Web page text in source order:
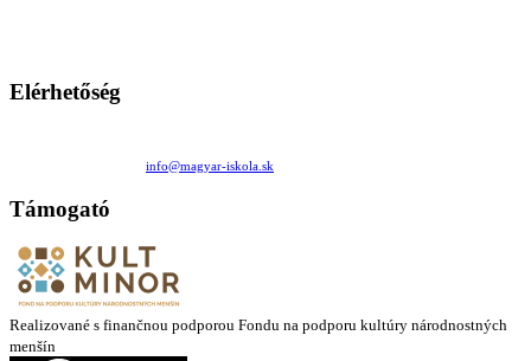
Elérhetőség
info@magyar-iskola.sk
Támogató
Realizované s finančnou podporou Fondu na podporu kultúry národnostných
menšín